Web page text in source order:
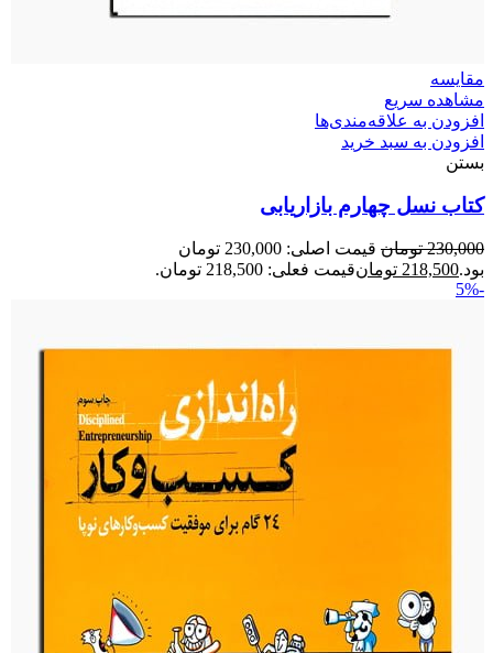
مقایسه
مشاهده سریع
افزودن به علاقه‌مندی‌ها
افزودن به سبد خرید
بستن
کتاب نسل چهارم بازاریابی
230,000 تومان
قیمت اصلی: 230,000 تومان
بود.218,500 تومانقیمت فعلی: 218,500 تومان.
-5%